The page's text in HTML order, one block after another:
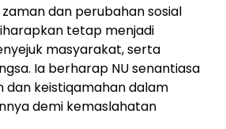
dan perubahan sosial
tetap menjadi
masyarakat, serta
Ia berharap NU senantiasa
dan keistiqamahan dalam
demi kemaslahatan